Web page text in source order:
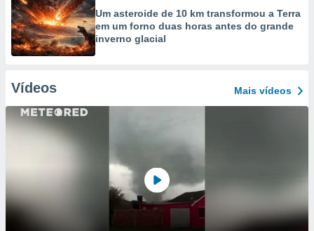
Um asteroide de 10 km transformou a Terra
em um forno duas horas antes do grande
inverno glacial
Vídeos Mais vídeos